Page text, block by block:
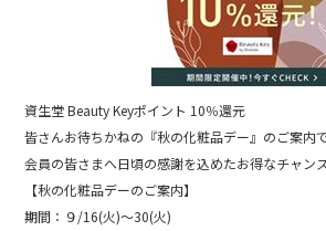
k
資生堂 Beauty Keyポイント 10％還元
皆さんお待ちかねの『秋の化粧品デー』のご案内
会員の皆さまへ日頃の感謝を込めたお得なチャン
【秋の化粧品デーのご案内】
期間：９/16(火)～30(火)